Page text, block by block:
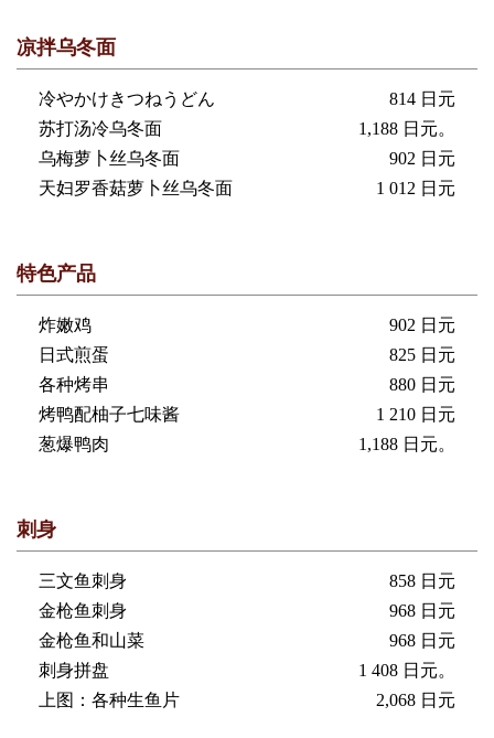
凉拌乌冬面
冷やかけきつねうどん
814 日元
苏打汤冷乌冬面
1,188 日元。
乌梅萝卜丝乌冬面
902 日元
天妇罗香菇萝卜丝乌冬面
1 012 日元
特色产品
炸嫩鸡
902 日元
日式煎蛋
825 日元
各种烤串
880 日元
烤鸭配柚子七味酱
1 210 日元
葱爆鸭肉
1,188 日元。
刺身
三文鱼刺身
858 日元
金枪鱼刺身
968 日元
金枪鱼和山菜
968 日元
刺身拼盘
1 408 日元。
上图：各种生鱼片
2,068 日元